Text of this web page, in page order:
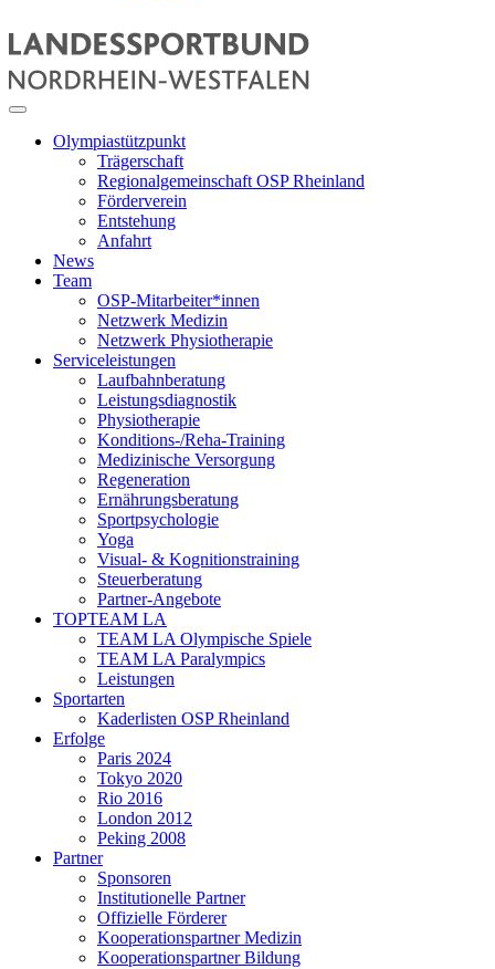
Olympiastützpunkt
Trägerschaft
Regionalgemeinschaft OSP Rheinland
Förderverein
Entstehung
Anfahrt
News
Team
OSP-Mitarbeiter*innen
Netzwerk Medizin
Netzwerk Physiotherapie
Serviceleistungen
Laufbahnberatung
Leistungsdiagnostik
Physiotherapie
Konditions-/Reha-Training
Medizinische Versorgung
Regeneration
Ernährungsberatung
Sportpsychologie
Yoga
Visual- & Kognitionstraining
Steuerberatung
Partner-Angebote
TOPTEAM LA
TEAM LA Olympische Spiele
TEAM LA Paralympics
Leistungen
Sportarten
Kaderlisten OSP Rheinland
Erfolge
Paris 2024
Tokyo 2020
Rio 2016
London 2012
Peking 2008
Partner
Sponsoren
Institutionelle Partner
Offizielle Förderer
Kooperationspartner Medizin
Kooperationspartner Bildung